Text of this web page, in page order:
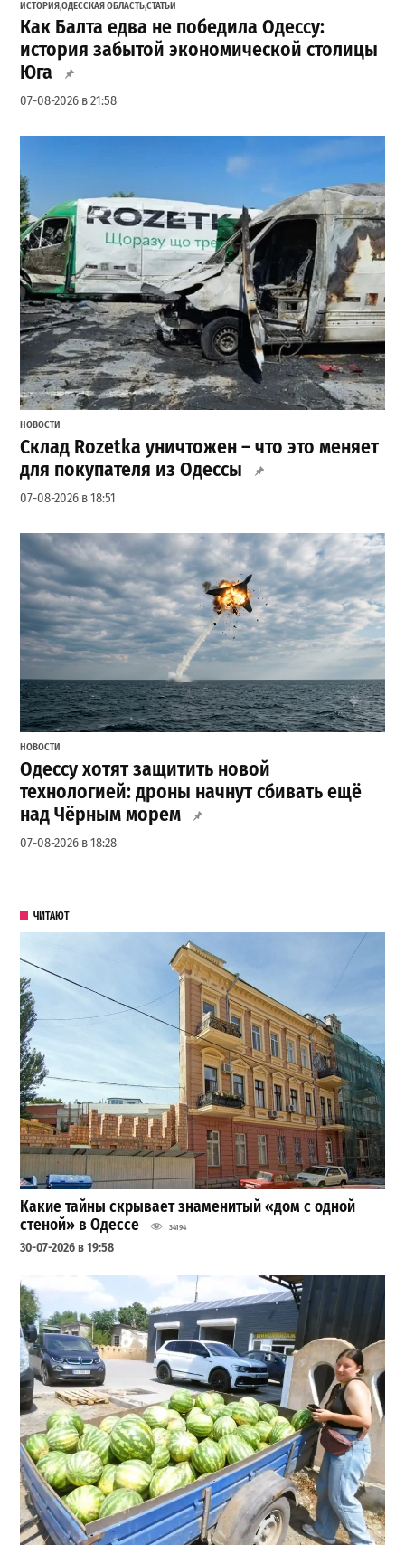
ИСТОРИЯ,ОДЕССКАЯ ОБЛАСТЬ,СТАТЬИ
Как Балта едва не победила Одессу:
история забытой экономической столицы
Юга
07-08-2026 в 21:58
НОВОСТИ
Склад Rozetka уничтожен – что это меняет
для покупателя из Одессы
07-08-2026 в 18:51
НОВОСТИ
Одессу хотят защитить новой
технологией: дроны начнут сбивать ещё
над Чёрным морем
07-08-2026 в 18:28
ЧИТАЮТ
Какие тайны скрывает знаменитый «дом с одной
стеной» в Одессе
34194
30-07-2026 в 19:58